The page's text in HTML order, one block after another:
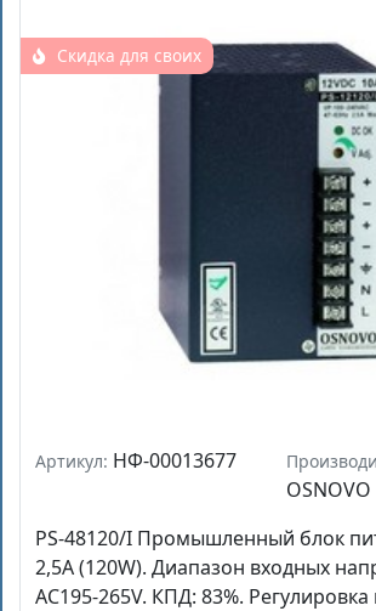
Скидка для своих
Артикул: НФ-00013677
OSNOVO
PS-48120/I Промышленный блок
2,5A (120W). Диапазон входных
AC195-265V. КПД: 83%.